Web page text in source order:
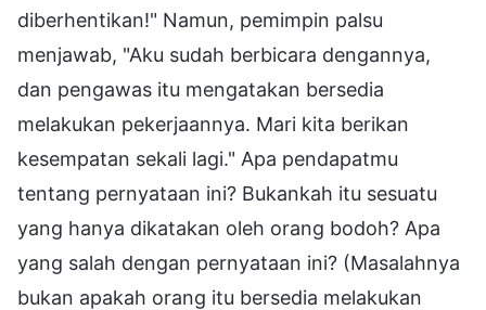
diberhentikan!" Namun, pemimpin palsu
menjawab, "Aku sudah berbicara dengannya,
dan pengawas itu mengatakan bersedia
melakukan pekerjaannya. Mari kita berikan
kesempatan sekali lagi." Apa pendapatmu
tentang pernyataan ini? Bukankah itu sesuatu
yang hanya dikatakan oleh orang bodoh? Apa
yang salah dengan pernyataan ini? (Masalahnya
bukan apakah orang itu bersedia melakukan